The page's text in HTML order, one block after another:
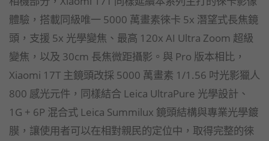
體驗，搭載同級唯一 5000 萬畫素徠卡 5x 潛望式長焦鏡
頭，支援 5x 光學變焦、最高 120x AI Ultra Zoom 超級
變焦，以及 30cm 長焦微距攝影。與 Pro 版本相比，
Xiaomi 17T 主鏡頭改採 5000 萬畫素 1/1.56 吋光影獵人
800 感光元件，同樣結合 Leica UltraPure 光學設計、
1G + 6P 混合式 Leica Summilux 鏡頭結構與專業光學鍍
膜，讓使用者可以在相對親民的定位中，取得完整的徠